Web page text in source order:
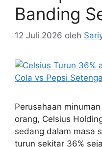
Banding
12 Juli 2026 oleh
Perusahaan
orang, Celsius
sedang dalam masa
turun sekitar 36%